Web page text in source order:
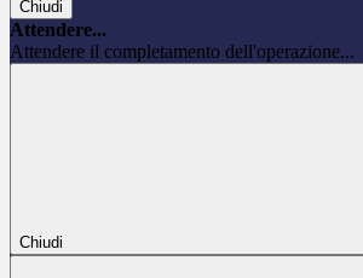
Chiudi
Attendere...
Attendere il completamento dell'operazione...
Chiudi